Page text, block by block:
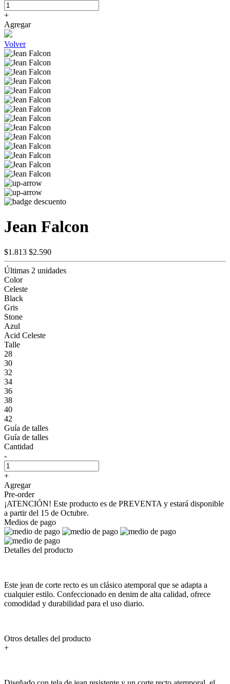
+
Agregar
Volver
Jean Falcon
$1.813 $2.590
Últimas 2 unidades
Color
Celeste
Black
Gris
Stone
Azul
Acid Celeste
Talle
28
30
32
34
36
38
40
42
Guía de talles
Guía de talles
Cantidad
-
+
Agregar
Pre-order
¡ATENCIÓN! Este producto es de PREVENTA y estará disponible
a partir del 15 de Octubre.
Medios de pago
Detalles del producto
Este jean de corte recto es un clásico atemporal que se adapta a
cualquier estilo. Confeccionado en denim de alta calidad, ofrece
comodidad y durabilidad para el uso diario.
Otros detalles del producto
+